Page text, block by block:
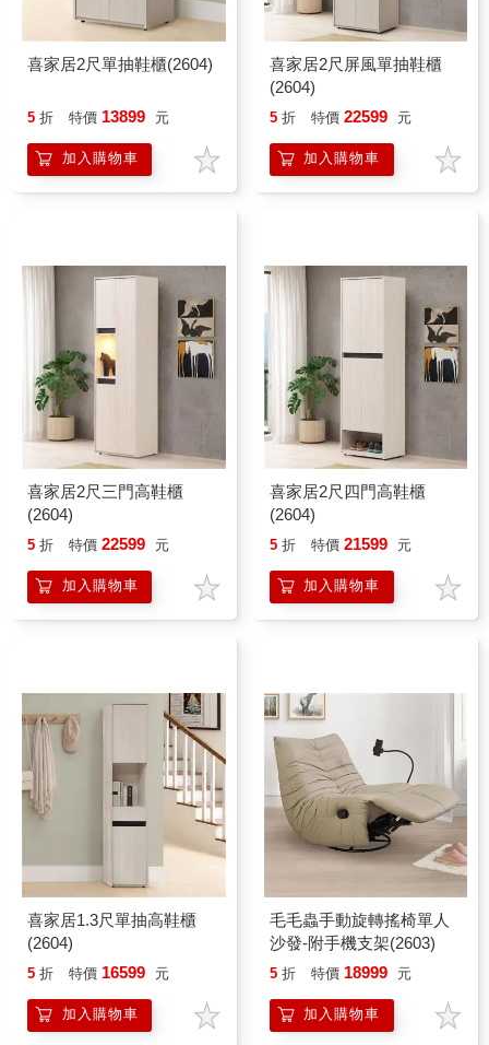
喜家居2尺單抽鞋櫃(2604)
5 折 特價 13899 元
加入購物車
喜家居2尺屏風單抽鞋櫃
(2604)
5 折 特價 22599 元
加入購物車
喜家居2尺三門高鞋櫃
(2604)
5 折 特價 22599 元
加入購物車
喜家居2尺四門高鞋櫃
(2604)
5 折 特價 21599 元
加入購物車
喜家居1.3尺單抽高鞋櫃
(2604)
5 折 特價 16599 元
加入購物車
毛毛蟲手動旋轉搖椅單人
沙發-附手機支架(2603)
5 折 特價 18999 元
加入購物車